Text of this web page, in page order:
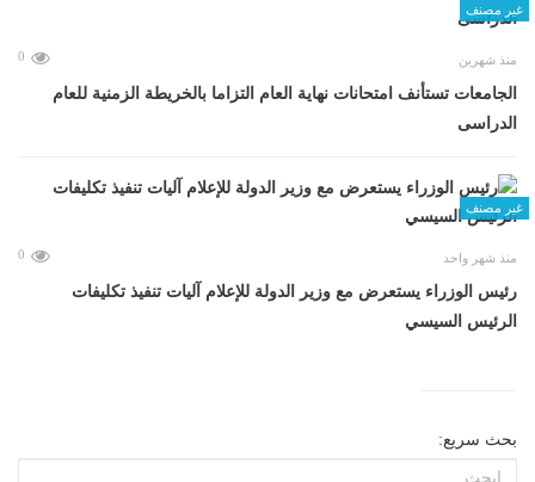
غير مصنف
منذ شهرين 0
الجامعات تستأنف امتحانات نهاية العام التزاما بالخريطة الزمنية للعام
الدراسى
غير مصنف
منذ شهر واحد 0
رئيس الوزراء يستعرض مع وزير الدولة للإعلام آليات تنفيذ تكليفات
الرئيس السيسي
بحث سريع: